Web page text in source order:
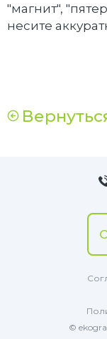
"магнит",
несите
©